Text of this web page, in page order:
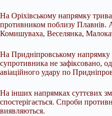
На Оріхівському напрямку
противником поблизу Плавнів.
Комишуваха, Веселянка,
На Придніпровському напрямку
супротивника не зафіксовано,
авіаційного удару по
На інших напрямках суттєвих
спостерігається. Спроби
виявляються.